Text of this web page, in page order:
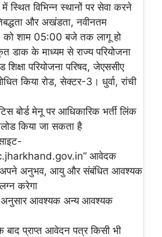
स्थित विभिन्न स्थानों पर सेवा करने
और अखंडता, नवीनतम
शाम 05:00 बजे तक लागू हो
डाक के माध्यम से राज्य परियोजना
परियोजना परिषद, जेएससीए
किया रोड, सेक्टर-3। धुर्वा, रांची
बोर्ड मेनू पर आधिकारिक भर्ती लिंक
किया जा सकता है
आवेदक
अपने अनुभव, आयु और संबंधित आवश्यक
करेगा
आवश्यक अन्य आवश्यक
के बाद प्राप्त आवेदन पत्र किसी भी